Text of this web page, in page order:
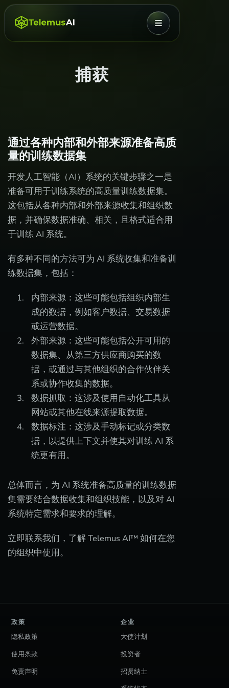
菜单
捕获
通过各种内部和外部来源准备高质
量的训练数据集
开发人工智能（AI）系统的关键步骤之一是
准备可用于训练系统的高质量训练数据集。
这包括从各种内部和外部来源收集和组织数
据，并确保数据准确、相关，且格式适合用
于训练 AI 系统。
有多种不同的方法可为 AI 系统收集和准备训
练数据集，包括：
内部来源：这些可能包括组织内部生
成的数据，例如客户数据、交易数据
或运营数据。
外部来源：这些可能包括公开可用的
数据集、从第三方供应商购买的数
据，或通过与其他组织的合作伙伴关
系或协作收集的数据。
数据抓取：这涉及使用自动化工具从
网站或其他在线来源提取数据。
数据标注：这涉及手动标记或分类数
据，以提供上下文并使其对训练 AI 系
统更有用。
总体而言，为 AI 系统准备高质量的训练数据
集需要结合数据收集和组织技能，以及对 AI
系统特定需求和要求的理解。
立即联系我们，了解 Telemus AI™ 如何在您
的组织中使用。
政策
隐私政策
使用条款
免责声明
企业
大使计划
投资者
招贤纳士